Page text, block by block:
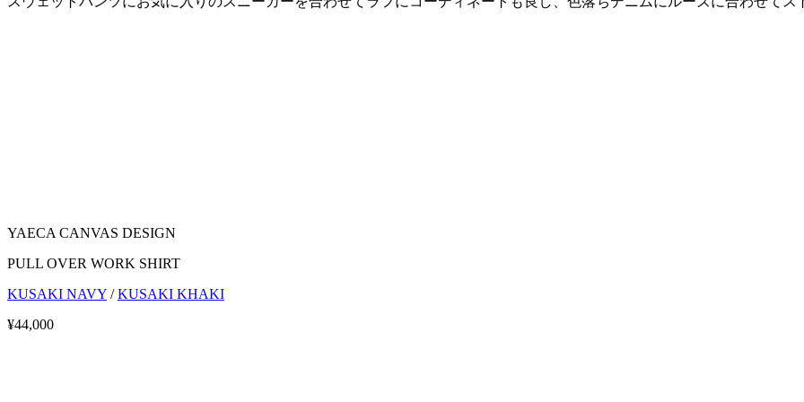
YAECA CANVAS DESIGN
PULL OVER WORK SHIRT
KUSAKI NAVY /KUSAKI KHAKI
¥44,000